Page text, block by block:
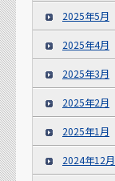
2025年5月
2025年4月
2025年3月
2025年2月
2025年1月
2024年12月